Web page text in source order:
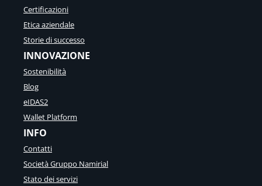
Certificazioni
Etica aziendale
Storie di successo
INNOVAZIONE
Sostenibilità
Blog
eIDAS2
Wallet Platform
INFO
Contatti
Società Gruppo Namirial
Stato dei servizi